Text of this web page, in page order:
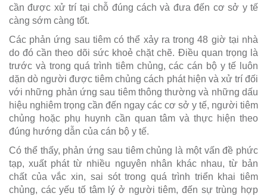
cần được xử trí tại chỗ đúng cách và đưa đến cơ sở y tế
càng sớm càng tốt.
Các phản ứng sau tiêm có thể xảy ra trong 48 giờ tại nhà
do đó cần theo dõi sức khoẻ chặt chẽ. Điều quan trọng là
trước và trong quá trình tiêm chủng, các cán bộ y tế luôn
dặn dò người được tiêm chủng cách phát hiện và xử trí đối
với những phản ứng sau tiêm thông thường và những dấu
hiệu nghiêm trọng cần đến ngay các cơ sở y tế, người tiêm
chủng hoặc phụ huynh cần quan tâm và thực hiện theo
đúng hướng dẫn của cán bộ y tế.
Có thể thấy, phản ứng sau tiêm chủng là một vấn đề phức
tạp, xuất phát từ nhiều nguyên nhân khác nhau, từ bản
chất của vắc xin, sai sót trong quá trình triển khai tiêm
chủng, các yếu tố tâm lý ở người tiêm, đến sự trùng hợp